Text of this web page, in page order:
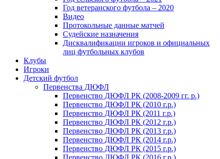
Год ветеранского футбола – 2020
Видео
Протокольные данные матчей
Судейские назначения
Дисквалификации игроков и официальных
лиц футбольных клубов
Клубы
Игроки
Детский футбол
Первенства ДЮФЛ
Первенство ДЮФЛ РК (2008-2009 гг. р.)
Первенство ДЮФЛ РК (2010 г.р.)
Первенство ДЮФЛ РК (2011 г.р.)
Первенство ДЮФЛ РК (2012 г.р.)
Первенство ДЮФЛ РК (2013 г.р.)
Первенство ДЮФЛ РК (2014 г.р.)
Первенство ДЮФЛ РК (2015 г.р.)
Первенство ДЮФЛ РК (2016 г.р.)